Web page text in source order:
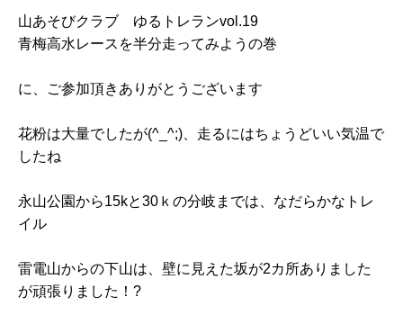
山あそびクラブ ゆるトレランvol.19
青梅高水レースを半分走ってみようの巻
に、ご参加頂きありがとうございます
花粉は大量でしたが(^_^;)、走るにはちょうどいい気温で
したね
永山公園から15kと30ｋの分岐までは、なだらかなトレ
イル
雷電山からの下山は、壁に見えた坂が2カ所ありました
が頑張りました！?